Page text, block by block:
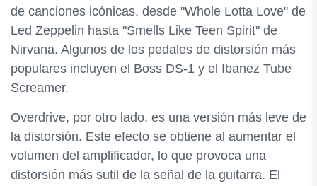
de canciones icónicas, desde "Whole Lotta Love" de
Led Zeppelin hasta "Smells Like Teen Spirit" de
Nirvana. Algunos de los pedales de distorsión más
populares incluyen el Boss DS-1 y el Ibanez Tube
Screamer.
Overdrive, por otro lado, es una versión más leve de
la distorsión. Este efecto se obtiene al aumentar el
volumen del amplificador, lo que provoca una
distorsión más sutil de la señal de la guitarra. El